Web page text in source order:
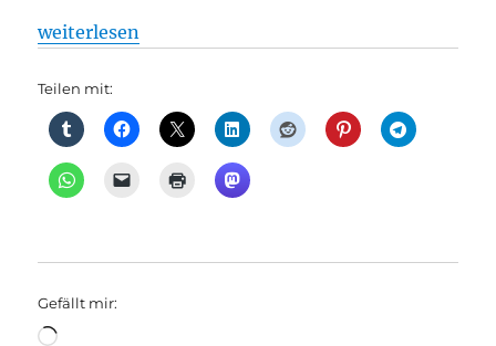
„Bahnhöfe: Moderne Bahnhöfe und Brücken für
weiterlesen
Teilen mit:
Gefällt mir:
Wird